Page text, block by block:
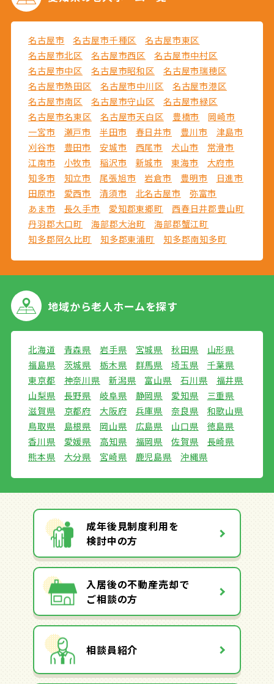
名古屋市 名古屋市千種区
名古屋市東区
名古屋市北区
名古屋市西区
名古屋市中村区
名古屋市中区
名古屋市昭和区
名古屋市瑞穂区
名古屋市熱田区
名古屋市中川区
名古屋市港区
名古屋市南区
名古屋市守山区
名古屋市緑区
名古屋市名東区
名古屋市天白区 豊橋市
岡崎市
一宮市
瀬戸市 半田市 春日井市 豊川市
津島市
刈谷市
豊田市 安城市 西尾市 犬山市
常滑市
江南市
小牧市 稲沢市 新城市 東海市
大府市
知多市
知立市 尾張旭市 岩倉市 豊明市
日進市
田原市
愛西市 清須市 北名古屋市
弥富市
あま市
長久手市 愛知郡東郷町
西春日井郡豊山町
丹羽郡大口町
海部郡大治町
海部郡蟹江町
知多郡阿久比町
知多郡東浦町 知多郡南知多町
地域から老人ホームを探す
北海道 青森県 岩手県 宮城県 秋田県
山形県
福島県
茨城県 栃木県 群馬県 埼玉県
千葉県
東京都
神奈川県 新潟県 富山県 石川県
福井県
山梨県
長野県 岐阜県 静岡県 愛知県
三重県
滋賀県
京都府 大阪府 兵庫県 奈良県
和歌山県
鳥取県
島根県 岡山県 広島県 山口県
徳島県
香川県
愛媛県 高知県 福岡県 佐賀県
長崎県
熊本県
大分県 宮崎県 鹿児島県 沖縄県
成年後見制度利用を
検討中の方
入居後の不動産売却で
ご相談の方
相談員紹介